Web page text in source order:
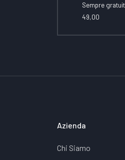
Sempre
49,00
Azienda
Chi Siamo